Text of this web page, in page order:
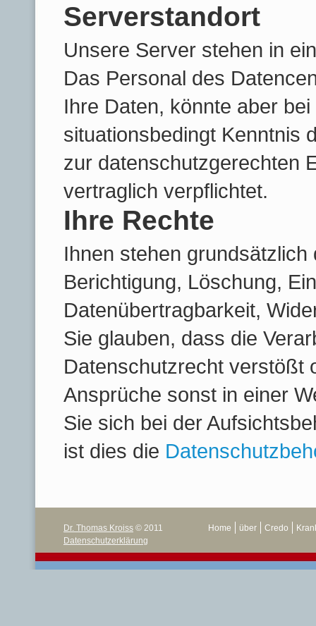
Serverstandort
Unsere Server stehen in
Das Personal des
Ihre Daten, könnte aber
situationsbedingt Kenntnis
zur datenschutzgerechten
vertraglich verpflichtet.
Ihre Rechte
Ihnen stehen
Berichtigung, Löschung,
Datenübertragbarkeit,
Sie glauben, dass die
Datenschutzrecht verstößt
Ansprüche sonst in einer
Sie sich bei der
ist dies die
Dr. Thomas Kroiss © 2011
Datenschutzerklärung
Home über Credo